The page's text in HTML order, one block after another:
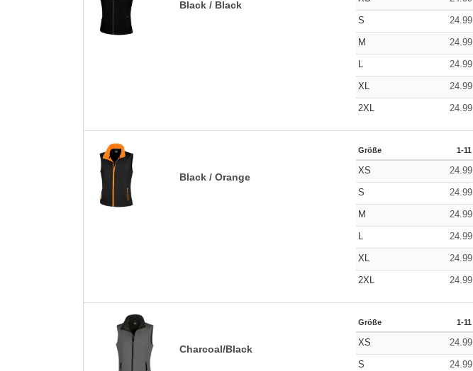
Black / Black
S 24.99
M 24.99
L 24.99
XL 24.99
2XL 24.99
Black / Orange
Größe 1-11
XS 24.99
S 24.99
M 24.99
L 24.99
XL 24.99
2XL 24.99
Charcoal/Black
Größe 1-11
XS 24.99
S 24.99